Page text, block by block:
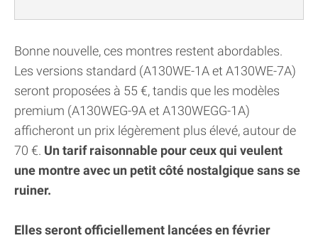
Bonne nouvelle, ces montres restent abordables.
Les versions standard (A130WE-1A et A130WE-7A)
seront proposées à 55 €, tandis que les modèles
premium (A130WEG-9A et A130WEGG-1A)
afficheront un prix légèrement plus élevé, autour de
70 €. Un tarif raisonnable pour ceux qui veulent
une montre avec un petit côté nostalgique sans se
ruiner.
Elles seront officiellement lancées en février